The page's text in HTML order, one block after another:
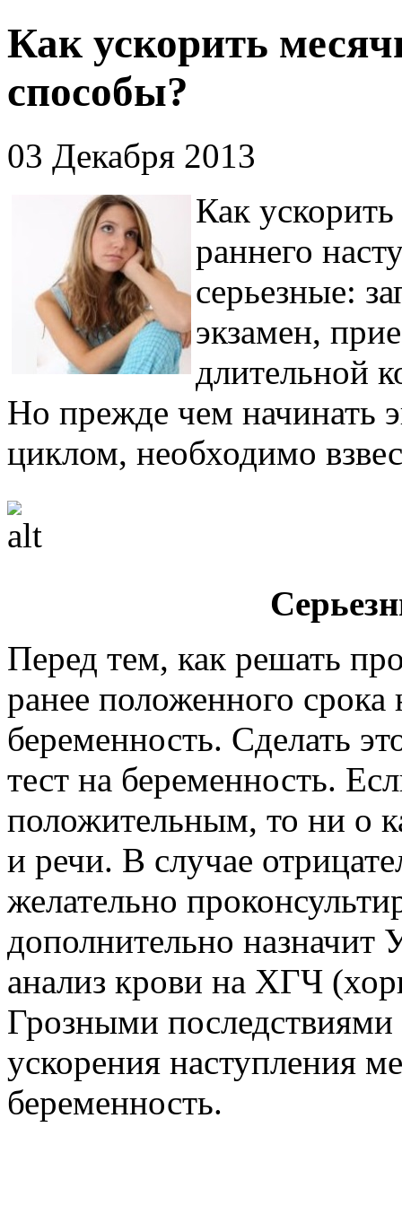
Как ускорить
способы?
03 Декабря 2013
Как
раннего
серьезные:
экзамен,
длительной
Но прежде чем начинать
циклом, необходимо
Перед тем, как решать
ранее положенного
беременность. Сделать
тест на беременность.
положительным, то ни о
и речи. В случае
желательно
дополнительно назначит
анализ крови на ХГЧ
Грозными
ускорения наступления
беременность.